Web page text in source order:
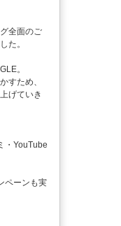
全面のご
た。
。
すため、
げていき
・YouTube
ペーンも実